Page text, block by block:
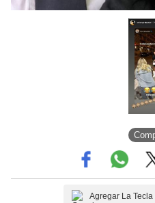
Agregar La